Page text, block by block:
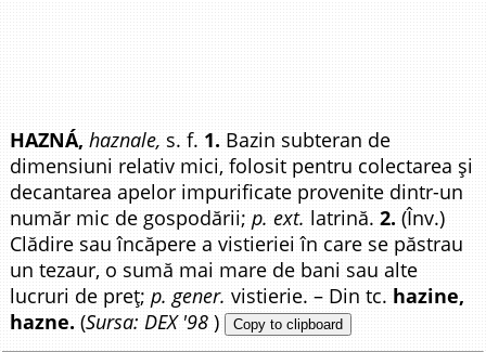
HAZNÁ, haznale, s. f. 1. Bazin subteran de
dimensiuni relativ mici, folosit pentru colectarea și
decantarea apelor impurificate provenite dintr-un
număr mic de gospodării;p. ext. latrină.2. (Înv.)
Clădire sau încăpere a vistieriei în care se păstrau
un tezaur, o sumă mai mare de bani sau alte
lucruri de preț;p. gener. vistierie. – Din tc. hazine,
hazne. (Sursa: DEX '98 ) Copy to clipboard